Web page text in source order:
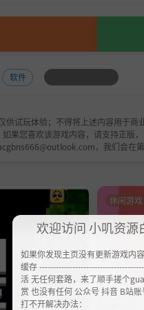
软件
供试玩体验；不得将上述内容用于
果您喜欢该游戏内容，请支持正版
，我们会在
休闲游戏
欢迎访问 小叽资源
如果你发现主页没有更新游戏内
缓存
活 无任何套路，来了顺手搓个
赏 也没有任何 公众号 抖音 B站
打不开解决办法：